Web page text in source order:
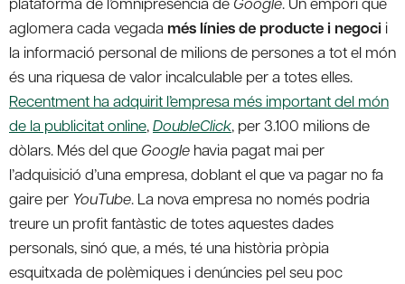
aglomera cada vegada més línies de producte i negoci i
la informació personal de milions de persones a tot el món
és una riquesa de valor incalculable per a totes elles.
Recentment ha adquirit l’empresa més important del món
de la publicitat online,DoubleClick, per 3.100 milions de
dòlars. Més del que Google havia pagat mai per
l’adquisició d’una empresa, doblant el que va pagar no fa
gaire per YouTube. La nova empresa no només podria
treure un profit fantàstic de totes aquestes dades
personals, sinó que, a més, té una història pròpia
esquitxada de polèmiques i denúncies pel seu poc